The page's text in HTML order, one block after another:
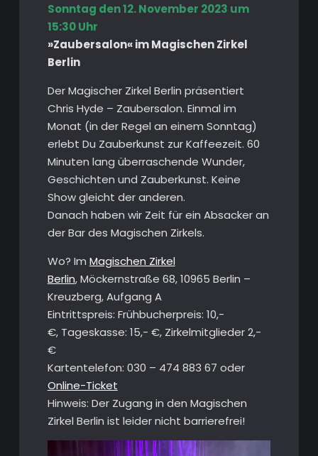
Sonntag den 12. November 2023 um
15:30 Uhr
»Zaubersalon« im Magischen Zirkel
Berlin
Der Magischer Zirkel Berlin präsentiert
Chris Hyde – Zaubersalon. Einmal im
Monat (in der Regel an einem Sonntag)
erlebt Du Zauberkunst zur Kaffeezeit. 60
Minuten lang überraschende Wunder,
Geschichten und Zauberkunst. Keine
Show gleicht der anderen.
Danach haben wir Zeit für ein Absacker an
der Bar des Magischen Zirkels.
Wo? Im Magischen Zirkel
Berlin, Möckernstraße 68, 10965 Berlin –
Kreuzberg, Aufgang A
Eintrittspreis: Frühbucherpreis: 10,-
€, Tageskasse: 15,- €, Zirkelmitglieder 2,-
€
Kartentelefon: 030 – 474 883 67 oder
Online-Ticket
Hinweis: Der Zugang in den Magischen
Zirkel Berlin ist leider nicht barrierefrei!